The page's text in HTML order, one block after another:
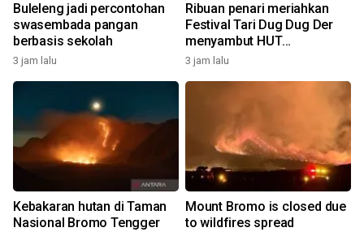
Buleleng jadi percontohan
swasembada pangan
berbasis sekolah
3 jam lalu
Ribuan penari meriahkan
Festival Tari Dug Dug Der
menyambut HUT
Kemerdekaan
3 jam lalu
Kebakaran hutan di Taman
Nasional Bromo Tengger
Mount Bromo is closed due
to wildfires spread